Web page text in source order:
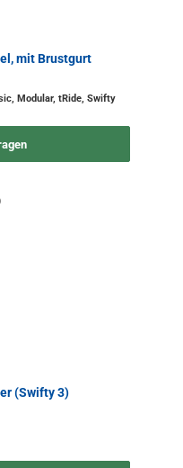
mit Brustgurt
Modular, tRide, Swifty
(Swifty 3)